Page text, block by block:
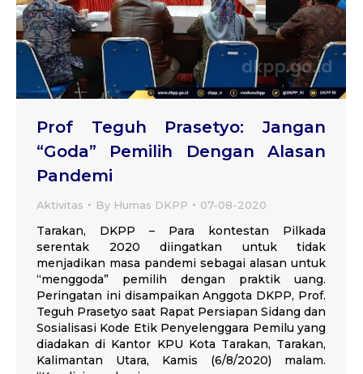
Prof Teguh Prasetyo: Jangan
“Goda” Pemilih Dengan Alasan
Pandemi
Aktivitas By Humas DKPP 07-08-2020
Tarakan, DKPP – Para kontestan Pilkada
serentak 2020 diingatkan untuk tidak
menjadikan masa pandemi sebagai alasan untuk
“menggoda” pemilih dengan praktik uang.
Peringatan ini disampaikan Anggota DKPP, Prof.
Teguh Prasetyo saat Rapat Persiapan Sidang dan
Sosialisasi Kode Etik Penyelenggara Pemilu yang
diadakan di Kantor KPU Kota Tarakan, Tarakan,
Kalimantan Utara, Kamis (6/8/2020) malam.